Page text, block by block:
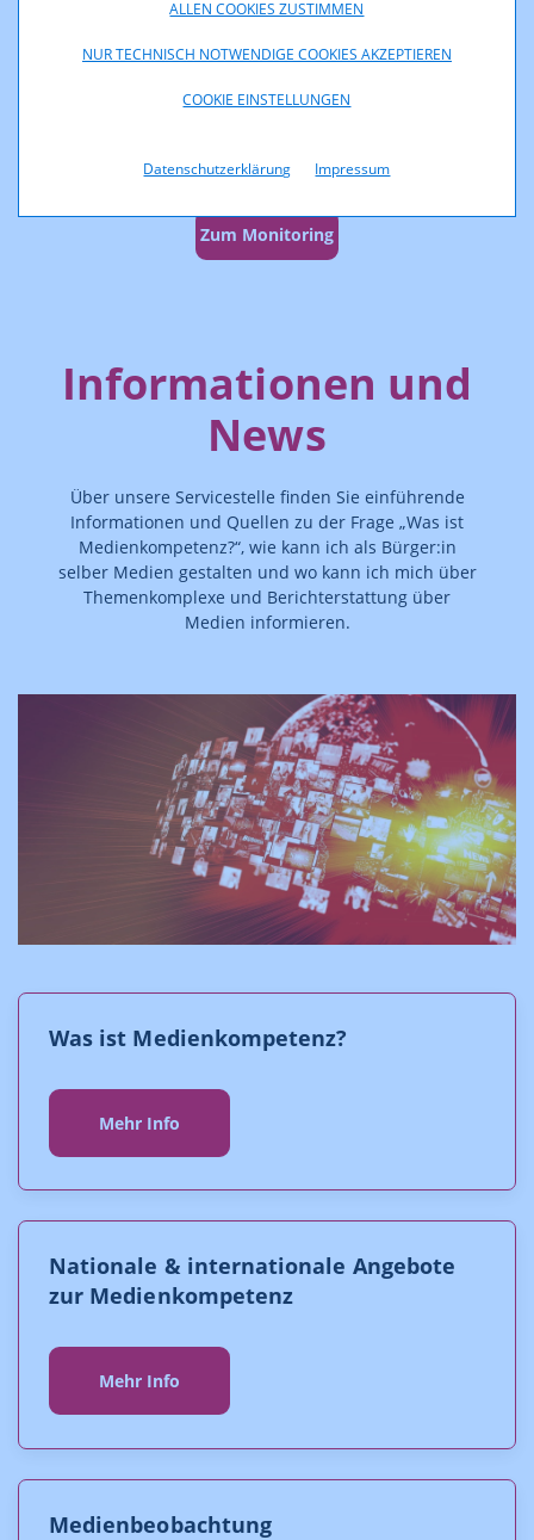
ALLEN COOKIES ZUSTIMMEN
NUR TECHNISCH NOTWENDIGE COOKIES AKZEPTIEREN
COOKIE EINSTELLUNGEN
Datenschutzerklärung Impressum
neuesten Stand zu sein wird regelmäßig ein
sogenanntes „Medienkompetenz-Monitoring“
zu den aktuellen Entwicklungen, öffentlichen
Zum Monitoring
Informationen und
News
Über unsere Servicestelle finden Sie einführende
Informationen und Quellen zu der Frage „Was ist
Medienkompetenz?“, wie kann ich als Bürger:in
selber Medien gestalten und wo kann ich mich über
Themenkomplexe und Berichterstattung über
Medien informieren.
Was ist Medienkompetenz?
Mehr Info
Nationale & internationale Angebote
zur Medienkompetenz
Mehr Info
Medienbe­obachtung